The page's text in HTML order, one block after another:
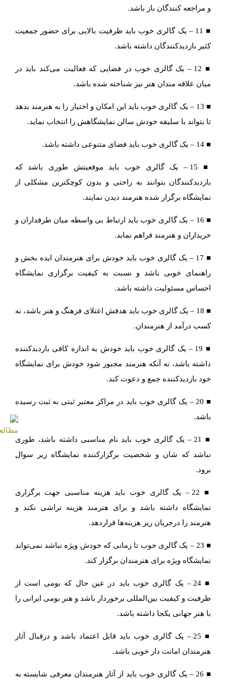
و مراجعه کنندگان باز باشد.
■ 11 – یک گالری خوب باید ظرفیت بالایی برای حضور جمعیت
کثیر بازدیدکنندگان داشته باشد.
■ 12 – یک گالری خوب در فضایی که فعالیت می‌کند باید در
میان علاقه مندان هنر نیز شناخته شده باشد.
■ 13 – یک گالری خوب باید این امکان و اختیار را به هنرمند بدهد
تا بتواند با سلیقه خودش سالن نمایشگاهش را انتخاب نماید.
■ 14 – یک گالری خوب باید فضای متنوعی داشته باشد.
■ 15 – یک گالری خوب باید موقعیتش طوری باشد که
بازدیدکنندگان بتوانند به راحتی و بدون کوچکترین مشکلی از
نمایشگاه برگزار شده هنرمند دیدن نمایند.
■ 16 – یک گالری خوب باید ارتباط بی واسطه میان طرفداران و
خریداران و هنرمند فراهم نماید.
■ 17 – یک گالری خوب باید خودش برای هنرمندان ایده بخش و
راهنمای خوبی باشد و نسبت به کیفیت برگزاری نمایشگاه
احساس مسئولیت داشته باشد.
■ 18 – یک گالری خوب باید هدفش اعتلای فرهنگ و هنر باشد، نه
کسب درآمد از هنرمندان.
■ 19 – یک گالری خوب باید خودش به اندازه کافی بازدیدکننده
داشته باشد، نه آنکه هنرمند مجبور شود خودش برای نمایشگاه
خود بازدیدکننده جمع و دعوت کند.
■ 20 – یک گالری خوب باید در مراکز معتبر ثبتی به ثبت رسیده
باشد.
■ 21 – یک گالری خوب باید نام مناسبی داشته باشد، طوری
نباشد که شان و شخصیت برگزارکننده نمایشگاه زیر سوال
برود.
■ 22 – یک گالری خوب باید هزینه مناسبی جهت برگزاری
نمایشگاه داشته باشد و برای هنرمند هزینه تراشی نکند و
هنرمند را درجریان ریز هزینه‌ها قراردهد.
■ 23 – یک گالری خوب تا زمانی که خودش ویژه نباشد نمی‌تواند
نمایشگاه ویژه برای هنرمندان برگزار کند.
■ 24 – یک گالری خوب باید در عین حال که بومی است از
ظرفیت و کیفیت بین‌المللی برخوردار باشد و هنر بومی ایرانی را
با هنر جهانی یکجا داشته باشد.
■ 25 – یک گالری خوب باید قابل اعتماد باشد و درقبال آثار
هنرمندان امانت دار خوبی باشد.
■ 26 – یک گالری خوب باید از آثار هنرمندان معرفی شایسته به